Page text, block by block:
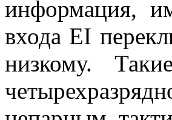
информация,
входа EI
низкому.